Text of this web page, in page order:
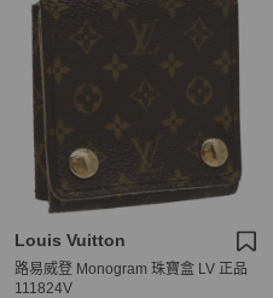
Louis Vuitton
路易威登 Monogram 珠寶盒 LV 正品
111824V